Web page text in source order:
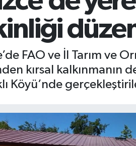
FAO ve İl Tarım
kırsal kalkınmanın
Köyü’nde